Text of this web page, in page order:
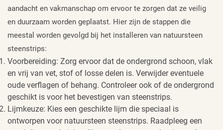
aandacht en vakmanschap om ervoor te zorgen dat ze veilig
en duurzaam worden geplaatst. Hier zijn de stappen die
meestal worden gevolgd bij het installeren van natuursteen
steenstrips:
Voorbereiding: Zorg ervoor dat de ondergrond schoon, vlak
en vrij van vet, stof of losse delen is. Verwijder eventuele
oude verflagen of behang. Controleer ook of de ondergrond
geschikt is voor het bevestigen van steenstrips.
Lijmkeuze: Kies een geschikte lijm die speciaal is
ontworpen voor natuursteen steenstrips. Raadpleeg een